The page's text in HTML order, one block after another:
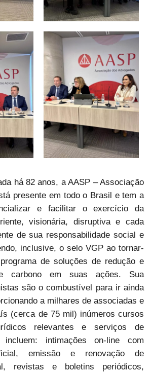
há 82 anos, a AASP – Associação
presente em todo o Brasil e tem a
e facilitar o exercício da
visionária, disruptiva e cada
de sua responsabilidade social e
inclusive, o selo VGP ao tornar-
de soluções de redução e
carbono em suas ações. Sua
são o combustível para ir ainda
a milhares de associadas e
(cerca de 75 mil) inúmeros cursos
relevantes e serviços de
incluem: intimações on-line com
emissão e renovação de
revistas e boletins periódicos,